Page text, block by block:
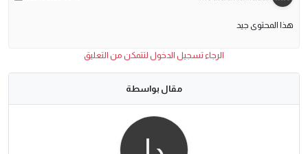
هذا المحتوى جيد
الرجاء تسجيل الدخول لتتمكن من التعليق
مقال بواسطة